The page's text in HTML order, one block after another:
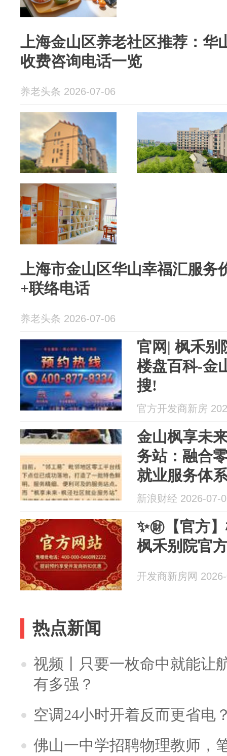
上海金山区养老社区推荐：华
收费咨询电话一览
养老头条 2026-07-06
上海市金山区华山幸福汇服务
+联络电话
养老头条 2026-07-06
官网| 枫禾别
楼盘百科-金
搜!
官方开发商新房
金山枫享未
务站：融合
就业服务体
新浪财经 2026-07-
✨㊖【官方
枫禾别院官
开发商新房网
热点新闻
视频丨只要一枚命中就能让
有多强？
空调24小时开着反而更省电
佛山一中学招聘物理教师，